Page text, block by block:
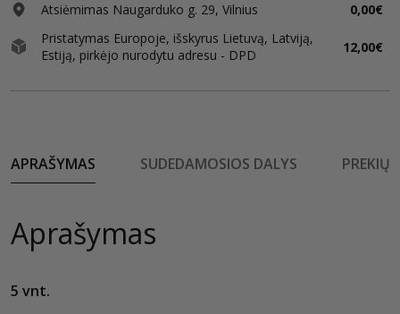
Atsiėmimas Naugarduko g. 29, Vilnius
0,00€
Pristatymas Europoje, išskyrus Lietuvą, Latviją,
Estiją, pirkėjo nurodytu adresu - DPD
12,00€
APRAŠYMAS SUDEDAMOSIOS DALYS PREKIŲ
Aprašymas
5 vnt.